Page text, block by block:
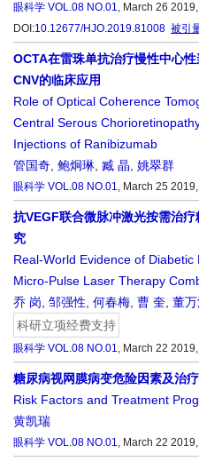
眼科学 VOL.08 NO.01, March 26 2019,
DOI:10.12677/HJO.2019.81008 被引
OCTA在雷珠单抗治疗慢性中心
CNV的临床应用
Role of Optical Coherence
Central Serous
Injections of Ranibizumab
管国奇 鲍炯琳 臧 晶 姚翠群
眼科学 VOL.08 NO.01, March 25 2019,
抗VEGF联合微脉冲激光按需治
究
Real-World Evidence of
Micro-Pulse Laser Therapy
乔 岗 邹强性 何春梅 曹 奎 董万
科研立项经费支持
眼科学 VOL.08 NO.01, March 22 2019,
糖尿病视网膜病变危险因素及治
Risk Factors and Treatment
黄凯瑞
眼科学 VOL.08 NO.01, March 22 2019,